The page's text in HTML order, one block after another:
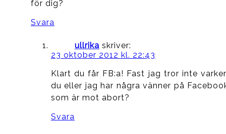
för dig?
Svara
ullrika skriver:
23 oktober 2012 kl. 22:43
Klart du får FB:a! Fast jag tror inte
du eller jag har några vänner på
som är mot abort?
Svara